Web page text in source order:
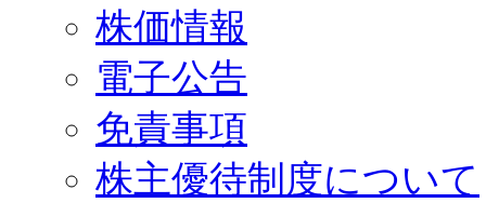
株価情報
電子公告
免責事項
株主優待制度について